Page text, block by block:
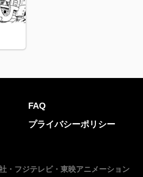
FAQ
プライバシーポリシー
・フジテレビ・東映アニメーション